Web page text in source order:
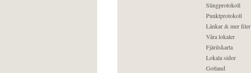
Slingprotokoll
Punktprotokoll
Länkar & mer filer
Våra lokaler
Fjärilskarta
Lokala sidor
Gotland